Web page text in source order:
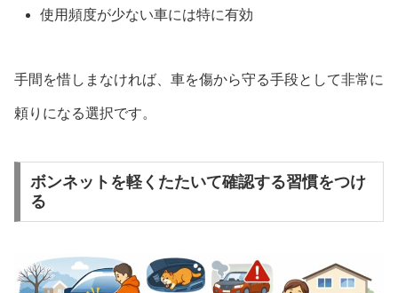
使用頻度が少ない車には特に有効
手間を惜しまなければ、車を傷から守る手段として非常に
頼りになる選択です。
ボンネットを軽くたたいて確認する習慣をつけ
る